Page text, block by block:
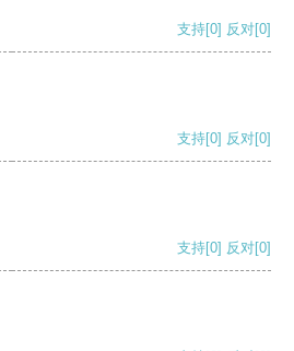
支持[0] 反对[0]
支持[0] 反对[0]
支持[0] 反对[0]